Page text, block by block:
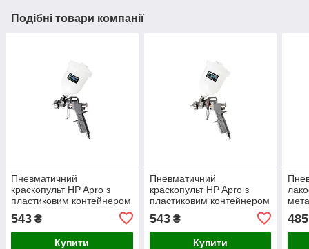
Подібні товари компанії
Пневматичний
краскопульт HP Apro з
пластиковим контейнером
600 мл та форсункою 1.4
мм, система розпилення
HP (850013)
543 ₴
Купити
Пневматичний
краскопульт HP Apro з
пластиковим контейнером
600 мл та форсункою 1.5
мм, система розпилення
HP (850014)
543₴
Купити
485